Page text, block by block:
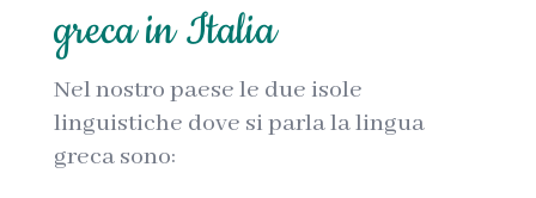
greca in Italia
Nel nostro paese le due isole
linguistiche dove si parla la lingua
greca sono: